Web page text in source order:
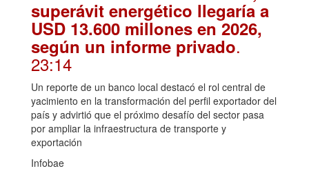
superávit energético llegaría a
USD 13.600 millones en 2026,
según un informe privado.
23:14
Un reporte de un banco local destacó el rol central de
yacimiento en la transformación del perfil exportador del
país y advirtió que el próximo desafío del sector pasa
por ampliar la infraestructura de transporte y
exportación
Infobae